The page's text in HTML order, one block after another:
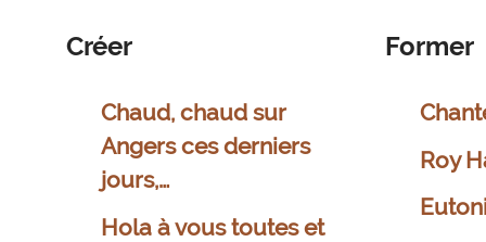
Créer
Chaud, chaud sur
Angers ces derniers
jours,…
Hola à vous toutes et
Former
Roy